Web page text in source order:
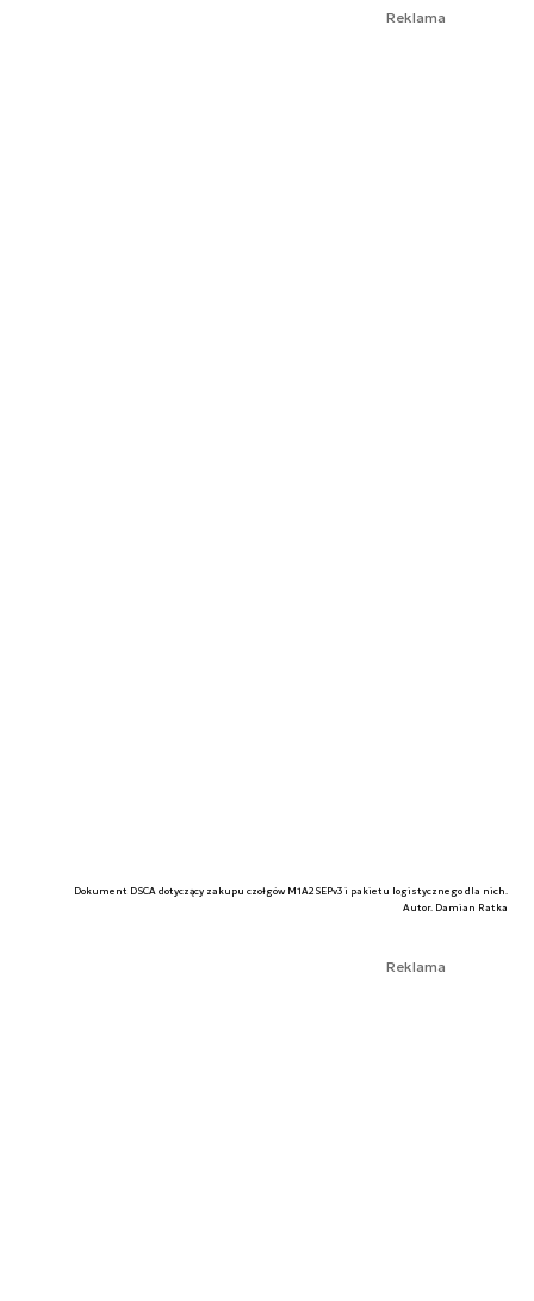
Reklama
Dokument DSCA dotyczący zakupu czołgów M1A2SEPv3 i pakietu logistycznego dla nich.
Autor. Damian Ratka
Reklama